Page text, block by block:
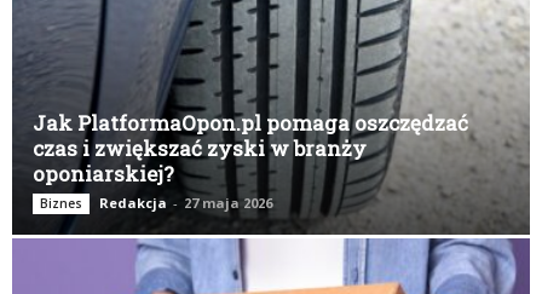
Jak PlatformaOpon.pl pomaga oszczędzać
czas i zwiększać zyski w branży
oponiarskiej?
Biznes Redakcja - 27 maja 2026